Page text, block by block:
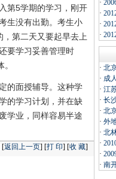
第5学期的学习，刚开
生没有出勤。考生小
第二天又要起早去上
要学习妥善管理时
的面授辅导。这种学
的学习计划，并在缺
学业，同样容易半途
[返回上一页] [打 印] [收 藏]
·
·
·
·
· 北
· 成
· 江
· 长
· 北
· 外
· 北
·
·
· 南